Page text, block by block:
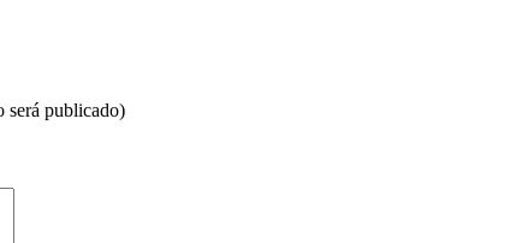
será publicado)